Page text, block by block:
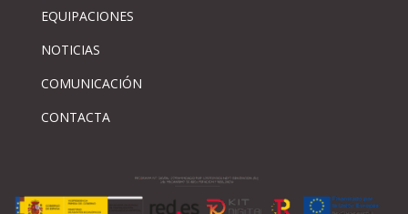
EQUIPACIONES
NOTICIAS
COMUNICACIÓN
CONTACTA